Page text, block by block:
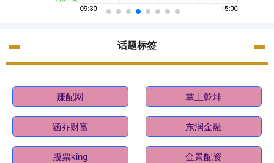
话题标签
赚配网 掌上乾坤
涵乔财富 东润金融
股票king 金景配资